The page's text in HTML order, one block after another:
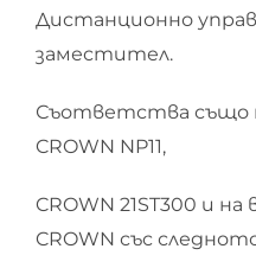
Дистанционно
заместител.
Съответства също
CROWN NP11,
CROWN 21ST300 и
CROWN със